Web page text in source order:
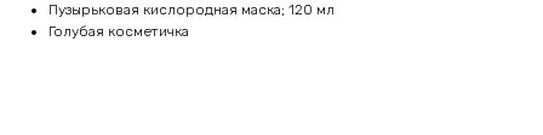
Пузырьковая кислородная маска; 120 мл
Голубая косметичка